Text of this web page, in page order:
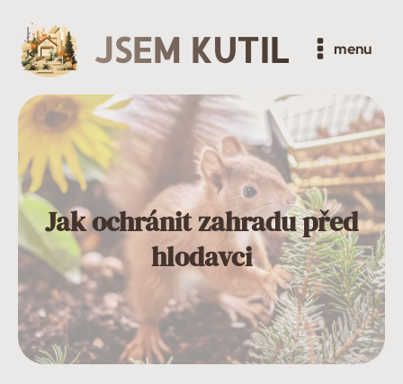
JSEM KUTIL menu
Jak ochránit zahradu před
hlodavci